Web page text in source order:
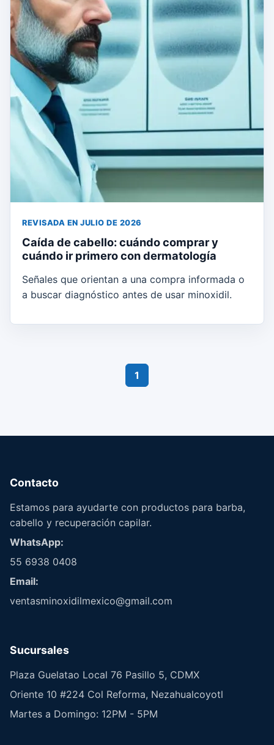
REVISADA EN JULIO DE 2026
Caída de cabello: cuándo comprar y
cuándo ir primero con dermatología
Señales que orientan a una compra informada o
a buscar diagnóstico antes de usar minoxidil.
1
Contacto
Estamos para ayudarte con productos para barba,
cabello y recuperación capilar.
WhatsApp:
55 6938 0408
Email:
ventasminoxidilmexico@gmail.com
Sucursales
Plaza Guelatao Local 76 Pasillo 5, CDMX
Oriente 10 #224 Col Reforma, Nezahualcoyotl
Martes a Domingo: 12PM - 5PM